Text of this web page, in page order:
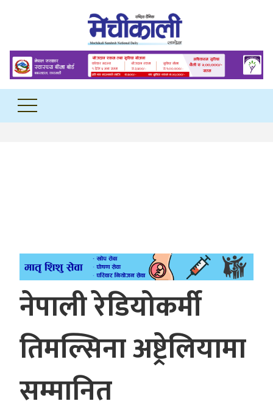
नेपाली रेडियोकर्मी
तिमल्सिना अष्ट्रेलियामा
सम्मानित